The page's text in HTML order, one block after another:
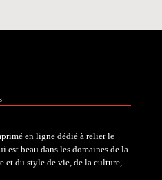
en ligne dédié à relier le
beau dans les domaines de la
et du style de vie, de la culture,